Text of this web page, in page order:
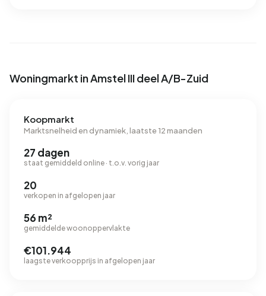
Woningmarkt in Amstel III deel A/B-Zuid
Koopmarkt
Marktsnelheid en dynamiek, laatste 12 maanden
27 dagen
staat gemiddeld online · t.o.v. vorig jaar
20
verkopen in afgelopen jaar
56 m²
gemiddelde woonoppervlakte
€101.944
laagste verkoopprijs in afgelopen jaar